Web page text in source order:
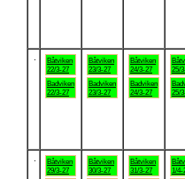
Båtviken
22/3-27
Badviken
22/3-27
Båtviken
23/3-27
Badviken
23/3-27
Båtviken
24/3-27
Badviken
24/3-27
25/
25/
Båtviken
29/3-27
Båtviken
30/3-27
Båtviken
31/3-27
1/4-